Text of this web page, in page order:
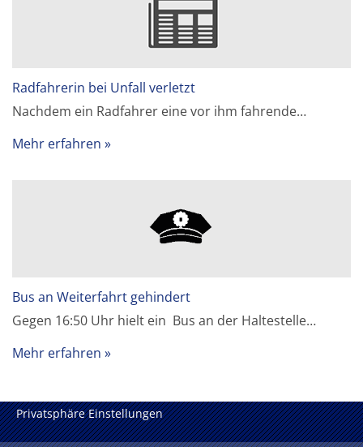
Radfahrerin bei Unfall verletzt
Nachdem ein Radfahrer eine vor ihm fahrende…
Mehr erfahren
Bus an Weiterfahrt gehindert
Gegen 16:50 Uhr hielt ein Bus an der Haltestelle…
Mehr erfahren
Privatsphäre Einstellungen